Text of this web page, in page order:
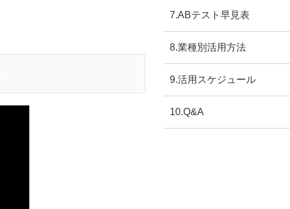
7.ABテスト早見表
8.業種別活用方法
9.活用スケジュール
10.Q&A